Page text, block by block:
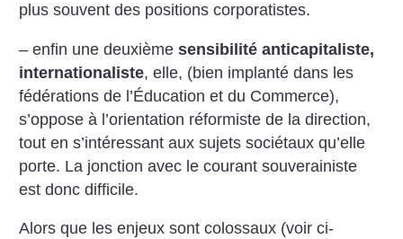
plus souvent des positions corporatistes.
– enfin une deuxièmesensibilité anticapitaliste,
internationaliste, elle, (bien implanté dans les
fédérations de l’Éducation et du Commerce),
s’oppose à l’orientation réformiste de la direction,
tout en s’intéressant aux sujets sociétaux qu’elle
porte. La jonction avec le courant souverainiste
est donc difficile.
Alors que les enjeux sont colossaux (voir ci-